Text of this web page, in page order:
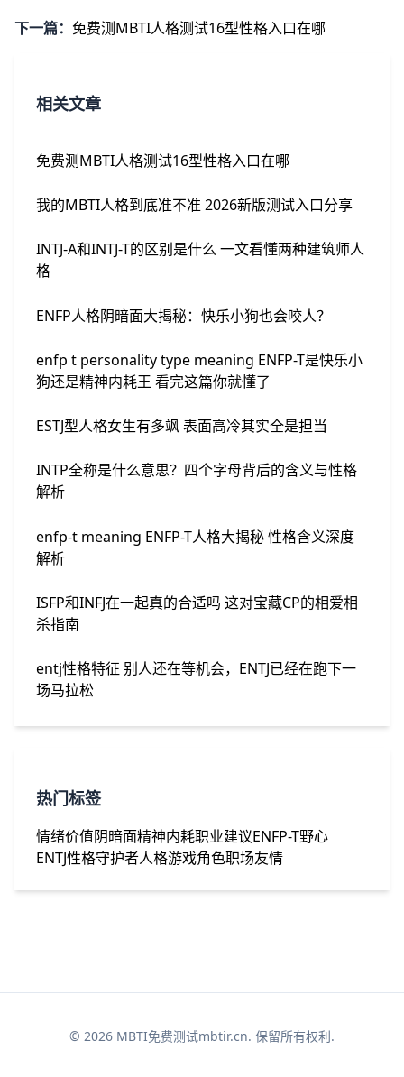
下一篇： 免费测MBTI人格测试16型性格入口在哪
相关文章
免费测MBTI人格测试16型性格入口在哪
我的MBTI人格到底准不准 2026新版测试入口分享
INTJ-A和INTJ-T的区别是什么 一文看懂两种建筑师人
格
ENFP人格阴暗面大揭秘：快乐小狗也会咬人？
enfp t personality type meaning ENFP-T是快乐小
狗还是精神内耗王 看完这篇你就懂了
ESTJ型人格女生有多飒 表面高冷其实全是担当
INTP全称是什么意思？四个字母背后的含义与性格
解析
enfp-t meaning ENFP-T人格大揭秘 性格含义深度
解析
ISFP和INFJ在一起真的合适吗 这对宝藏CP的相爱相
杀指南
entj性格特征 别人还在等机会，ENTJ已经在跑下一
场马拉松
热门标签
情绪价值阴暗面精神内耗职业建议ENFP-T野心
ENTJ性格守护者人格游戏角色职场友情
© 2026 MBTI免费测试mbtir.cn. 保留所有权利.